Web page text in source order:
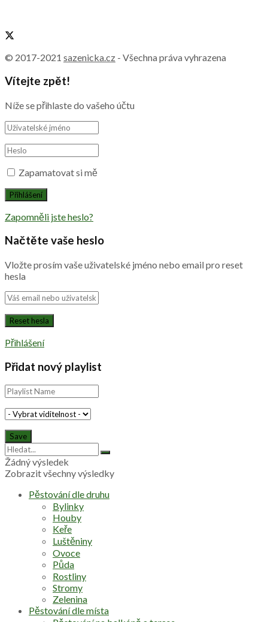
© 2017-2021 sazenicka.cz - Všechna práva vyhrazena
Vítejte zpět!
Níže se přihlaste do vašeho účtu
Zapamatovat si mě
Zapomněli jste heslo?
Načtěte vaše heslo
Vložte prosím vaše uživatelské jméno nebo email pro reset
hesla
Přihlášení
Přidat nový playlist
Žádný výsledek
Zobrazit všechny výsledky
Pěstování dle druhu
Bylinky
Houby
Keře
Luštěniny
Ovoce
Půda
Rostliny
Stromy
Zelenina
Pěstování dle místa